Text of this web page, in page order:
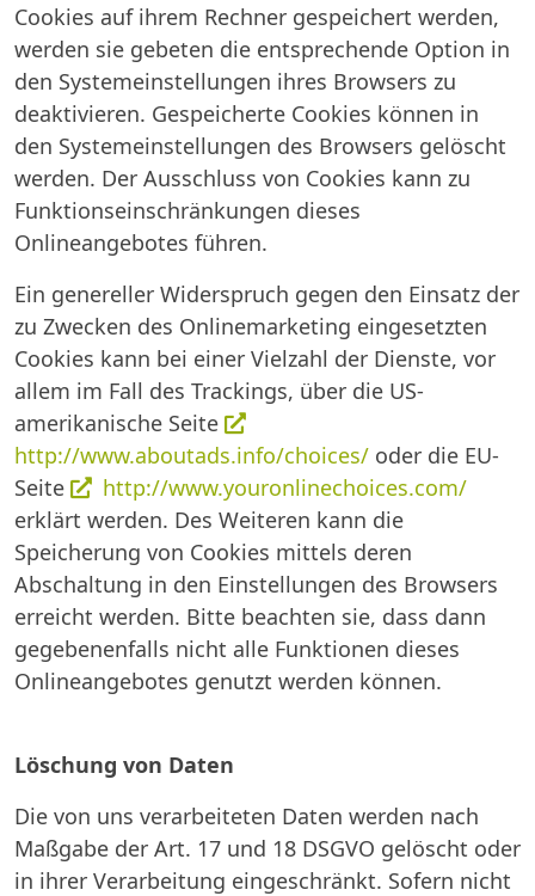
Cookies auf ihrem Rechner gespeichert werden,
werden sie gebeten die entsprechende Option in
den Systemeinstellungen ihres Browsers zu
deaktivieren. Gespeicherte Cookies können in
den Systemeinstellungen des Browsers gelöscht
werden. Der Ausschluss von Cookies kann zu
Funktionseinschränkungen dieses
Onlineangebotes führen.
Ein genereller Widerspruch gegen den Einsatz der
zu Zwecken des Onlinemarketing eingesetzten
Cookies kann bei einer Vielzahl der Dienste, vor
allem im Fall des Trackings, über die US-
amerikanische Seite
http://www.aboutads.info/choices/ oder die EU-
Seite
http://www.youronlinechoices.com/
erklärt werden. Des Weiteren kann die
Speicherung von Cookies mittels deren
Abschaltung in den Einstellungen des Browsers
erreicht werden. Bitte beachten sie, dass dann
gegebenenfalls nicht alle Funktionen dieses
Onlineangebotes genutzt werden können.
Löschung von Daten
Die von uns verarbeiteten Daten werden nach
Maßgabe der Art. 17 und 18 DSGVO gelöscht oder
in ihrer Verarbeitung eingeschränkt. Sofern nicht